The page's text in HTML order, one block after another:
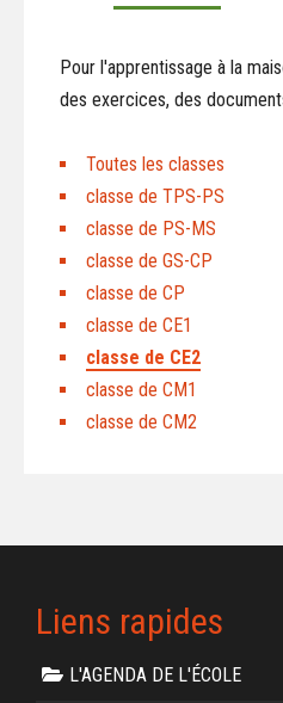
Pour l'apprentissage à la
des exercices, des
Toutes les classes
classe de TPS-PS
classe de PS-MS
classe de GS-CP
classe de CP
classe de CE1
classe de CE2
classe de CM1
classe de CM2
Liens rapides
L'AGENDA DE L'ÉCOLE